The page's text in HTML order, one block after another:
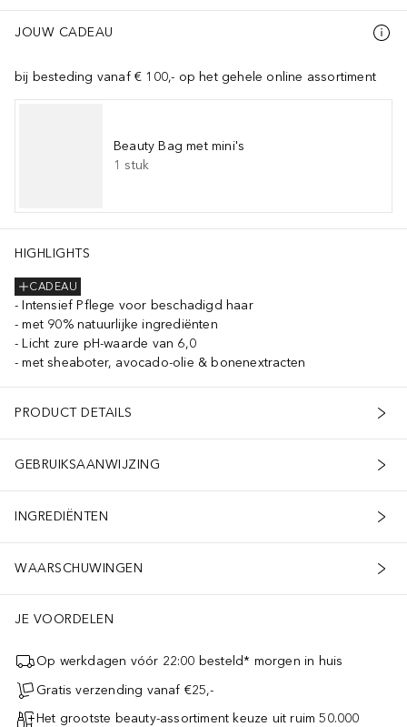
JOUW CADEAU
bij besteding vanaf € 100,- op het gehele online assortiment
Beauty Bag met mini's
1 stuk
HIGHLIGHTS
CADEAU
Intensief Pflege voor beschadigd haar
met 90% natuurlijke ingrediënten
Licht zure pH-waarde van 6,0
met sheaboter, avocado-olie & bonenextracten
PRODUCT DETAILS
GEBRUIKSAANWIJZING
INGREDIËNTEN
WAARSCHUWINGEN
JE VOORDELEN
Op werkdagen vóór 22:00 besteld* morgen in huis
Gratis verzending vanaf €25,-
Het grootste beauty-assortiment keuze uit ruim 50.000